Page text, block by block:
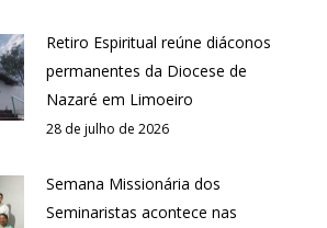
Retiro Espiritual reúne diáconos
permanentes da Diocese de
Nazaré em Limoeiro
28 de julho de 2026
Semana Missionária dos
Seminaristas acontece nas